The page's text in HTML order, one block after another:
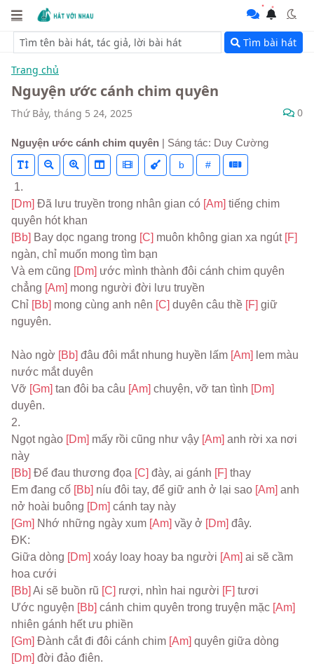
Tìm bài hát
Trang chủ
Nguyện ước cánh chim quyên
Thứ Bảy, tháng 5 24, 2025 0
Nguyện ước cánh chim quyên | Sáng tác: Duy Cường
b #
1.
[Dm] Đã lưu truyền trong nhân gian có [Am] tiếng chim
quyên hót khan
[Bb] Bay dọc ngang trong [C] muôn không gian xa ngút
ngàn, chỉ muốn mong tìm bạn
Và em cũng [Dm] ước mình thành đôi cánh chim quyên
chẳng [Am] mong người đời lưu truyền
Chỉ [Bb] mong cùng anh nên [C] duyên câu thề [F] giữ
nguyên.
Nào ngờ [Bb] đâu đôi mắt nhung huyền lấm [Am] lem màu
nước mắt duyên
Vỡ [Gm] tan đôi ba câu [Am] chuyện, vỡ tan tình
duyên.
2.
Ngọt ngào [Dm] mấy rồi cũng như vậy [Am] anh rời xa nơi
này
[Bb] Để đau thương đọa [C] đày, ai gánh [F] thay
Em đang cố [Bb] níu đôi tay, để giữ anh ở lại sao [Am] anh
nở hoài buông [Dm] cánh tay này
[Gm] Nhớ những ngày xum [Am] vầy ở [Dm] đây.
ĐK:
Giữa dòng [Dm] xoáy loay hoay ba người [Am] ai sẽ cầm
hoa cưới
[Bb] Ai sẽ buồn rũ [C] rượi, nhìn hai người [F] tươi
Ước nguyện [Bb] cánh chim quyên trong truyện mặc
nhiên gánh hết ưu phiền
[Gm] Đành cắt đi đôi cánh chim [Am]
[Dm] đời đảo điên.